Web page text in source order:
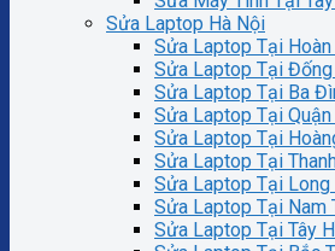
Sửa Laptop Hà Nội
Sửa Laptop Tại
Sửa Laptop Tại
Sửa Laptop Tại Ba
Sửa Laptop Tại
Sửa Laptop Tại
Sửa Laptop Tại
Sửa Laptop Tại Long
Sửa Laptop Tại Nam
Sửa Laptop Tại Tây